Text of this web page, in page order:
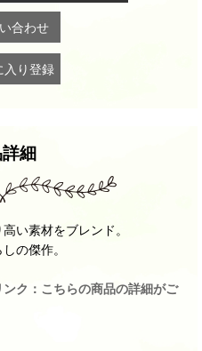
合わせ
入り登録
細
い素材をブレンド。
の傑作。
ク：こちらの商品の詳細がご